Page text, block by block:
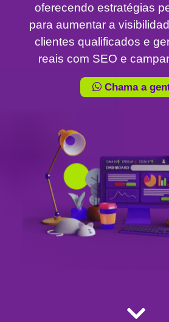
oferecendo estratégias
para aumentar a
clientes qualificados e
reais com SEO e
Chama a